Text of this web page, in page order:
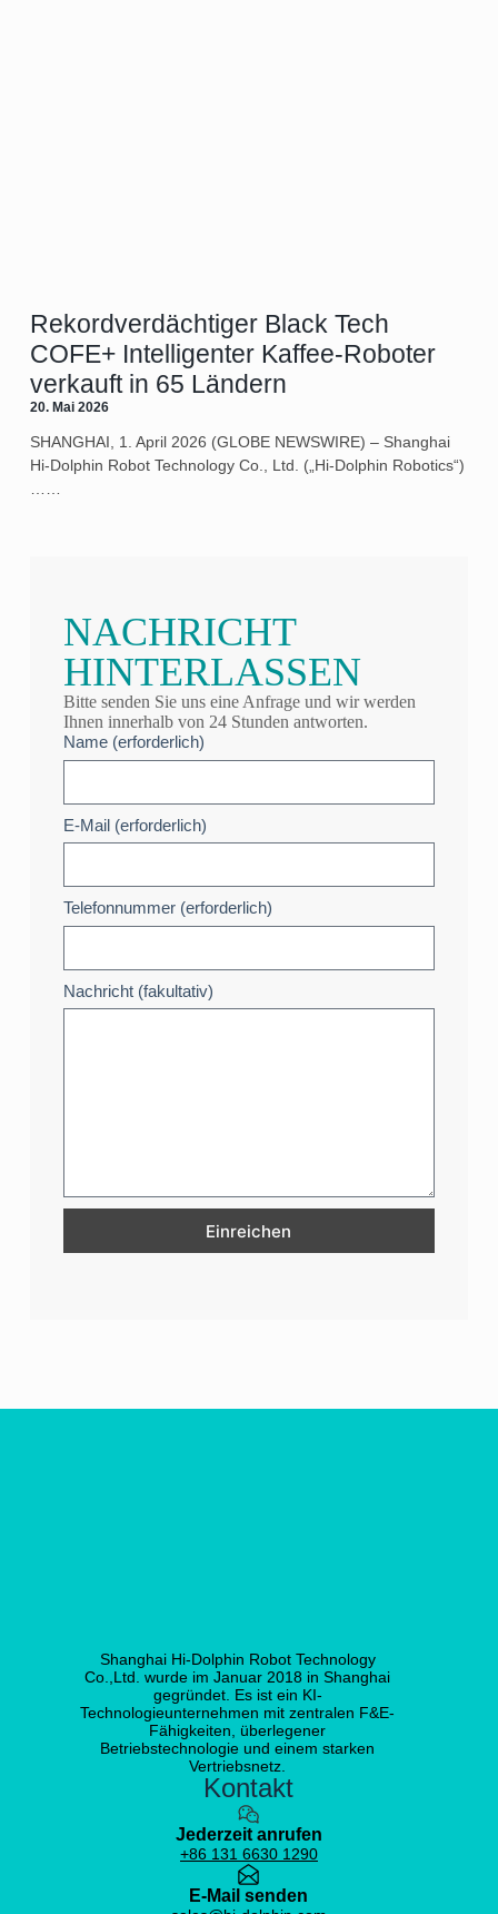
Rekordverdächtiger Black Tech
COFE+ Intelligenter Kaffee-Roboter
verkauft in 65 Ländern
20. Mai 2026
SHANGHAI, 1. April 2026 (GLOBE NEWSWIRE) – Shanghai
Hi-Dolphin Robot Technology Co., Ltd. („Hi-Dolphin Robotics“)
NACHRICHT
HINTERLASSEN
Bitte senden Sie uns eine Anfrage und wir werden
Ihnen innerhalb von 24 Stunden antworten.
Name (erforderlich)
E-Mail (erforderlich)
Telefonnummer (erforderlich)
Nachricht (fakultativ)
Einreichen
Shanghai Hi-Dolphin Robot Technology
Co.,Ltd. wurde im Januar 2018 in Shanghai
gegründet. Es ist ein KI-
Technologieunternehmen mit zentralen F&E-
Fähigkeiten, überlegener
Betriebstechnologie und einem starken
Vertriebsnetz.
Kontakt
Jederzeit anrufen
+86 131 6630 1290
E-Mail senden